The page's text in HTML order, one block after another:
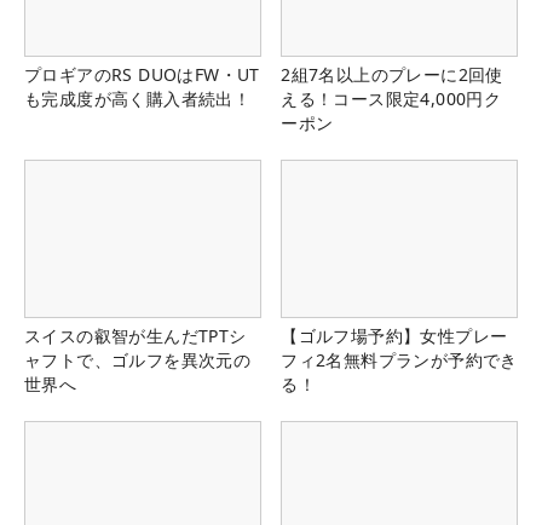
プロギアのRS DUOはFW・UT
も完成度が高く購入者続出！
2組7名以上のプレーに2回使
える！コース限定4,000円ク
ーポン
スイスの叡智が生んだTPTシ
ャフトで、ゴルフを異次元の
世界へ
【ゴルフ場予約】女性プレー
フィ2名無料プランが予約でき
る！